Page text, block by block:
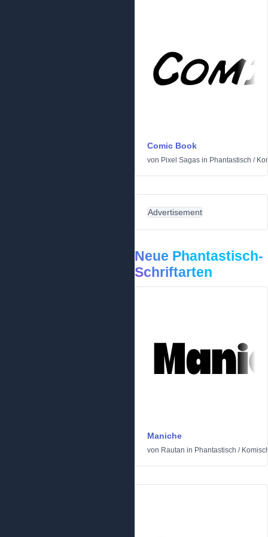
Comic Book
von Pixel Sagas in Phantastisch /
Advertisement
Neue Phantastisch-
Schriftarten
Maniche
von Rautan in Phantastisch /